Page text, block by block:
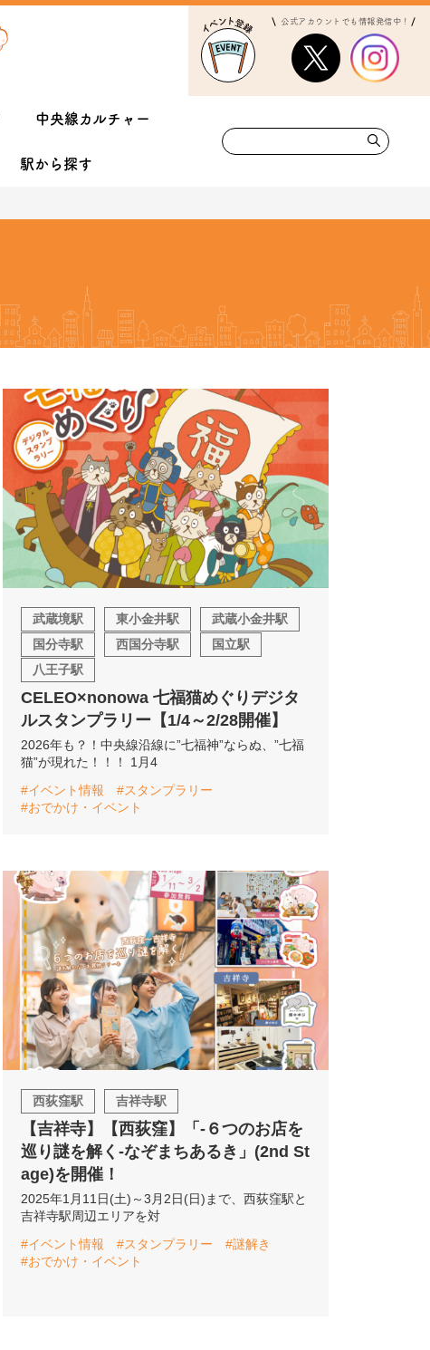
公式アカウントでも情報発信中！
中央線カルチャー
駅から探す
武蔵境駅 東小金井駅
武蔵小金井駅
国分寺駅
西国分寺駅
国立駅
八王子駅
CELEO×nonowa 七福猫めぐりデジタ
ルスタンプラリー【1/4～2/28開催】
2026年も？！中央線沿線に”七福神”ならぬ、”七福
猫”が現れた！！！ 1月4
#イベント情報
#スタンプラリー
#おでかけ・イベント
西荻窪駅 吉祥寺駅
【吉祥寺】【西荻窪】「-６つのお店を
巡り謎を解く-なぞまちあるき」(2nd St
age)を開催！
2025年1月11日(土)～3月2日(日)まで、西荻窪駅と
吉祥寺駅周辺エリアを対
#イベント情報
#スタンプラリー
#謎解き
#おでかけ・イベント